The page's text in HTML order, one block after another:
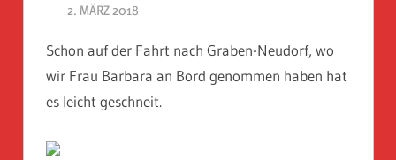
Geheimrat
auf
Reisen
2. MÄRZ 2018
Schon auf der Fahrt nach Graben-Neudorf, wo
wir Frau Barbara an Bord genommen haben hat
es leicht geschneit.